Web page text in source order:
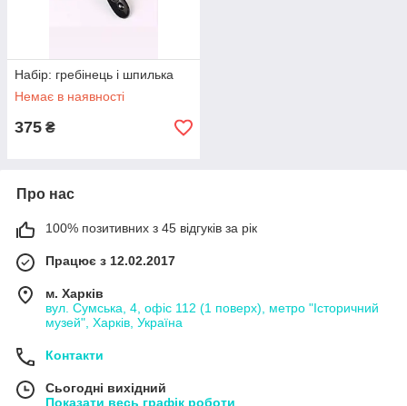
Набір: гребінець і шпилька
Немає в наявності
375 ₴
Про нас
100% позитивних з 45 відгуків за рік
Працює з 12.02.2017
м. Харків
вул. Сумська, 4, офіс 112 (1 поверх), метро "Історичний
музей", Харків, Україна
Контакти
Сьогодні вихідний
Показати весь графік роботи